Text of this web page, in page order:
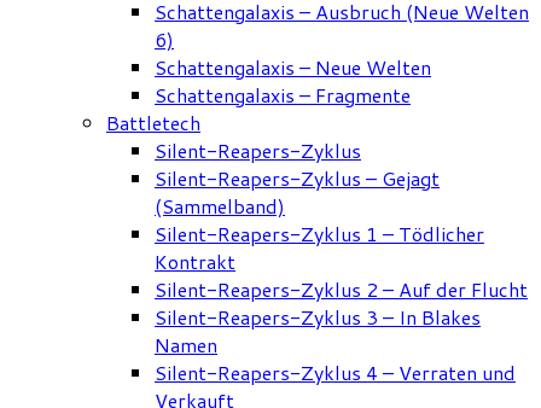
Schattengalaxis – Ausbruch (Neue Welten
6)
Schattengalaxis – Neue Welten
Schattengalaxis – Fragmente
Battletech
Silent-Reapers-Zyklus
Silent-Reapers-Zyklus – Gejagt
(Sammelband)
Silent-Reapers-Zyklus 1 – Tödlicher
Kontrakt
Silent-Reapers-Zyklus 2 – Auf der Flucht
Silent-Reapers-Zyklus 3 – In Blakes
Namen
Silent-Reapers-Zyklus 4 – Verraten und
Verkauft